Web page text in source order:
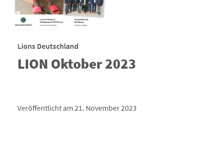
Lions Deutschland
LION Oktober 2023
Veröffentlicht am 21. November 2023